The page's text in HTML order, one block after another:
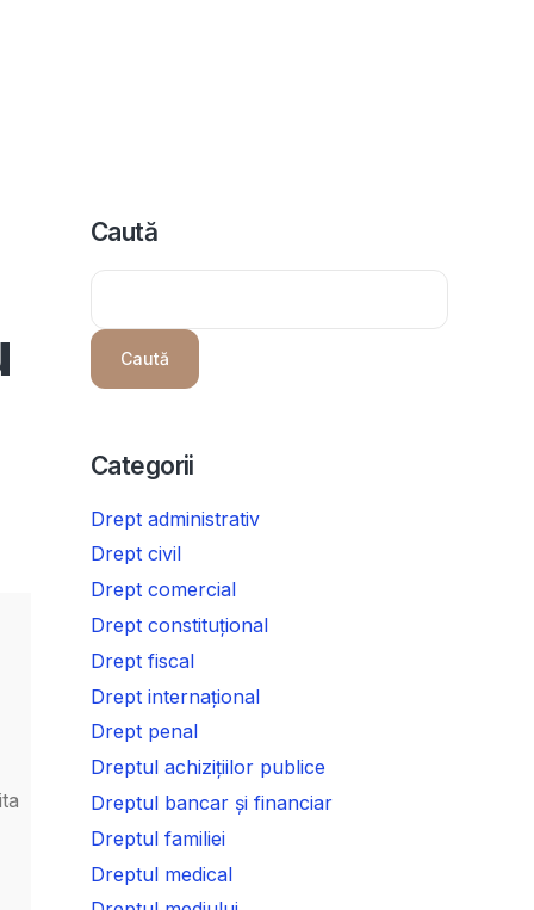
Caută
Caută
Categorii
Drept administrativ
Drept civil
Drept comercial
Drept constituțional
Drept fiscal
Drept internațional
Drept penal
Dreptul achizițiilor publice
Dreptul bancar și financiar
Dreptul familiei
Dreptul medical